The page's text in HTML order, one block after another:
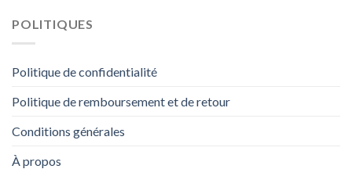
POLITIQUES
Politique de confidentialité
Politique de remboursement et de retour
Conditions générales
À propos